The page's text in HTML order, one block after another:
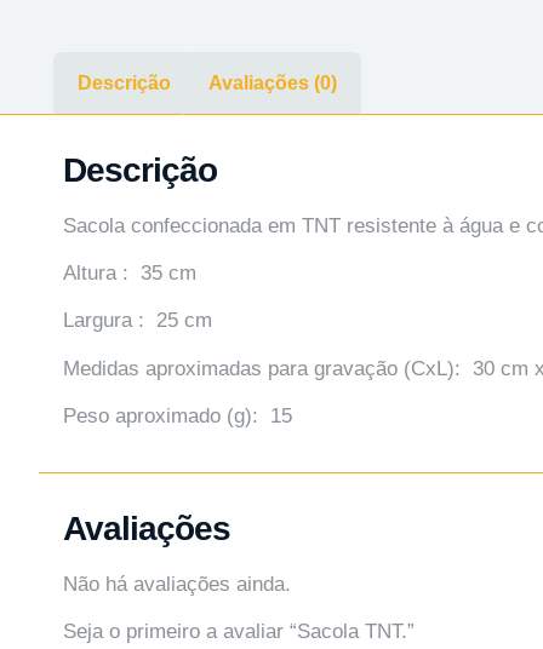
Descrição Avaliações (0)
Descrição
Sacola confeccionada em TNT resistente à água e
Altura : 35 cm
Largura : 25 cm
Medidas aproximadas para gravação (CxL): 30 cm
Peso aproximado (g): 15
Avaliações
Não há avaliações ainda.
Seja o primeiro a avaliar “Sacola TNT.”